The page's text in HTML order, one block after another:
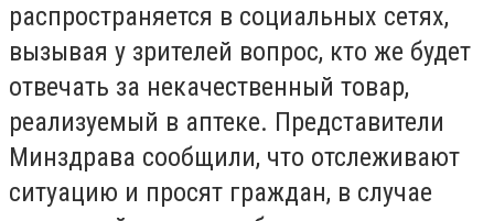
распространяется в социальных сетях,
вызывая у зрителей вопрос, кто же будет
отвечать за некачественный товар,
реализуемый в аптеке. Представители
Минздрава сообщили, что отслеживают
ситуацию и просят граждан, в случае